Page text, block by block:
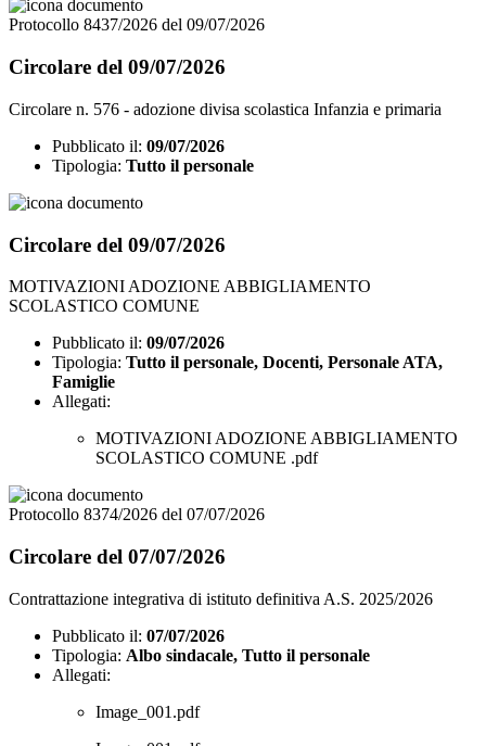
Protocollo 8437/2026 del 09/07/2026
Circolare del 09/07/2026
Circolare n. 576 - adozione divisa scolastica Infanzia e primaria
Pubblicato il: 09/07/2026
Tipologia: Tutto il personale
Circolare del 09/07/2026
MOTIVAZIONI ADOZIONE ABBIGLIAMENTO
SCOLASTICO COMUNE
Pubblicato il: 09/07/2026
Tipologia: Tutto il personale, Docenti, Personale ATA,
Famiglie
Allegati:
MOTIVAZIONI ADOZIONE ABBIGLIAMENTO
SCOLASTICO COMUNE .pdf
Protocollo 8374/2026 del 07/07/2026
Circolare del 07/07/2026
Contrattazione integrativa di istituto definitiva A.S. 2025/2026
Pubblicato il: 07/07/2026
Tipologia: Albo sindacale, Tutto il personale
Allegati:
Image_001.pdf